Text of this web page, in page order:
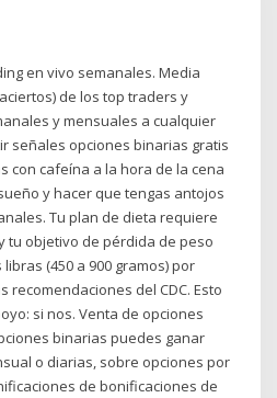
en vivo semanales. Media
de los top traders y
y mensuales a cualquier
señales opciones binarias gratis
con cafeína a la hora de la cena
y hacer que tengas antojos
Tu plan de dieta requiere
tu objetivo de pérdida de peso
(450 a 900 gramos) por
recomendaciones del CDC. Esto
si nos. Venta de opciones
binarias puedes ganar
o diarias, sobre opciones por
de bonificaciones de